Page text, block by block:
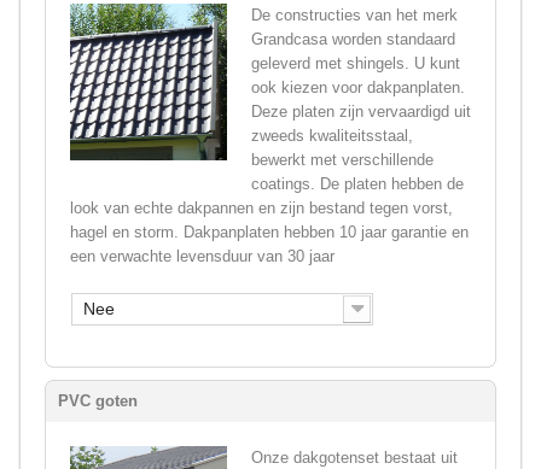
De constructies van het merk
Grandcasa worden standaard
geleverd met shingels. U kunt
ook kiezen voor dakpanplaten.
Deze platen zijn vervaardigd uit
zweeds kwaliteitsstaal,
bewerkt met verschillende
coatings. De platen hebben de
look van echte dakpannen en zijn bestand tegen vorst,
hagel en storm. Dakpanplaten hebben 10 jaar garantie en
een verwachte levensduur van 30 jaar
Nee
PVC goten
Onze dakgotenset bestaat uit